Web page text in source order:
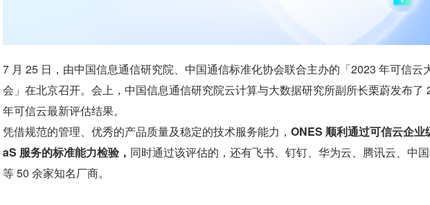
7 月 25 日，由中国信息通信研究院、中国通信标准化协会联合主办的「2023 年可信云
会」在北京召开。会上，中国信息通信研究院云计算与大数据研究所副所长栗蔚发布了
年可信云最新评估结果。
凭借规范的管理、优秀的产品质量及稳定的技术服务能力， ONES 顺利通过可信云企业
aS 服务的标准能力检验， 同时通过该评估的，还有飞书、钉钉、华为云、腾讯云、中
等 50 余家知名厂商。